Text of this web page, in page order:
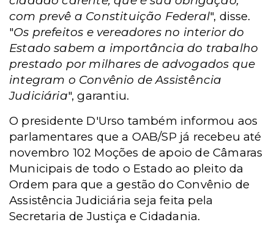
com prevê a Constituição Federal", disse.
"Os prefeitos e vereadores no interior do
Estado sabem a importância do trabalho
prestado por milhares de advogados que
integram o Convênio de Assistência
Judiciária", garantiu.
O presidente D'Urso também informou aos
parlamentares que a OAB/SP já recebeu até
novembro 102 Moções de apoio de Câmaras
Municipais de todo o Estado ao pleito da
Ordem para que a gestão do Convênio de
Assistência Judiciária seja feita pela
Secretaria de Justiça e Cidadania.